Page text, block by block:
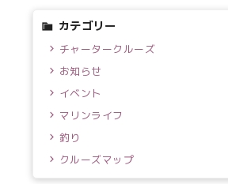
カテゴリー
チャータークルーズ
お知らせ
イベント
マリンライフ
釣り
クルーズマップ